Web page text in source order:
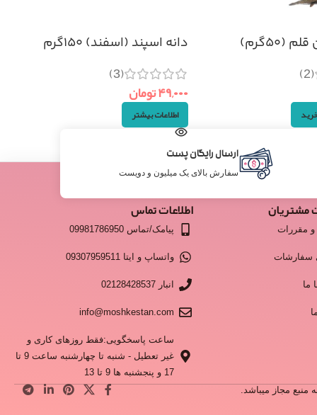
(۵۰گرم)
(2)
دانه اسپند (اسفند) ۱۵۰گرم
(3)
۴۹,۰۰۰تومان
اطلاعات بیشتر
ارسال رایگان پست
سفارش بالای یک میلیون و دویست
مشتریان
مقررات
سفارشات
ما
اطلاعات تماس
پیامک/تماس 09981786950
واتساپ و ایتا 09307959511
انبار 02128428537
info@moshkestan.com
ساعت پاسخگویی:فقط روزهای کاری و
غیر تعطیل - شنبه تا چهارشنبه ساعت 9 تا
17 و پنجشنبه ها 9 تا 13
مجاز میباشد.